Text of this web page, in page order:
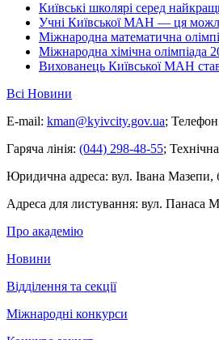
Київські школярі серед
Учні Київської МАН — ця
Міжнародна математична
Міжнародна хімічна олімпіада
Вихованець Київської МАН
Всі Новини
E-mail: kman@kyivcity.gov.ua;
Гаряча лінія: (044) 298-48-55;
Юридична адреса: вул. Івана Мазепи,
Адреса для листування: вул. Панаса
Про академію
Новини
Відділення та секції
Міжнародні конкурси